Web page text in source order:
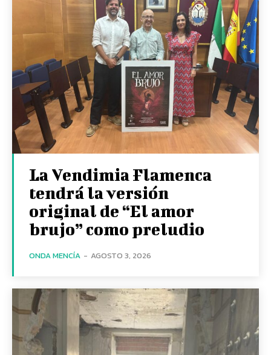
La Vendimia Flamenca
tendrá la versión
original de “El amor
brujo” como preludio
ONDA MENCÍA - AGOSTO 3, 2026